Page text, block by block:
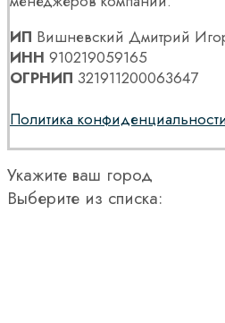
ИП Вишневский Дмитрий
ИНН 910219059165
ОГРНИП 321911200063647
Политика
Укажите ваш город
Выберите из списка: